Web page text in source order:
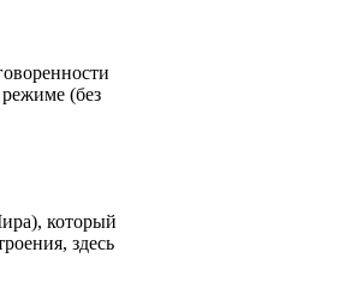
(без
который
здесь